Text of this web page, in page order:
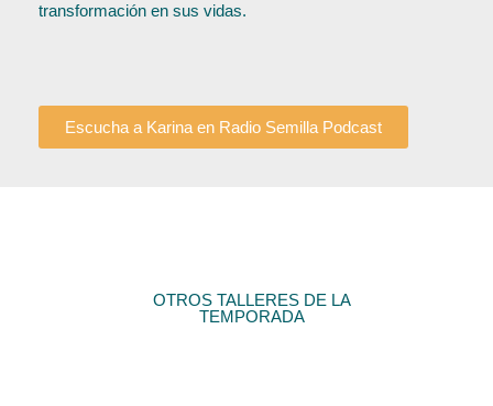
transformación en sus vidas.
Escucha a Karina en Radio Semilla Podcast
OTROS TALLERES DE LA
TEMPORADA